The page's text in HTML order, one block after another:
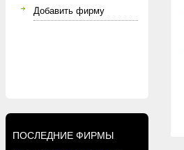
Добавить фирму
ПОСЛЕДНИЕ ФИРМЫ